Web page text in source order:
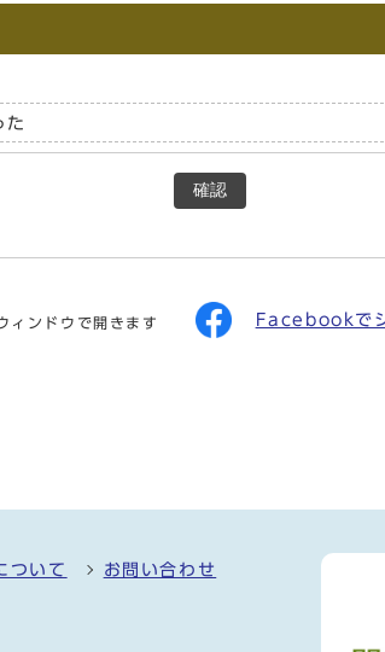
た
確認
ィンドウで開きます Facebookで
ついて お問い合わせ